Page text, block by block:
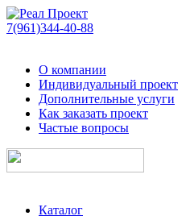
7(961)344-40-88
О компании
Индивидуальный проект
Дополнительные услуги
Как заказать проект
Частые вопросы
Каталог